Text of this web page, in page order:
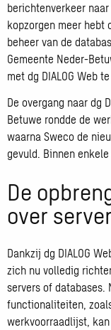
berichtenverkeer
kopzorgen meer hebt
beheer van de
Gemeente Neder-
met dg DIALOG Web
De overgang naar dg
Betuwe rondde de
waarna Sweco de
gevuld. Binnen
De
over
Dankzij dg DIALOG
zich nu volledig
servers of databases.
functionaliteiten,
werkvoorraadlijst,